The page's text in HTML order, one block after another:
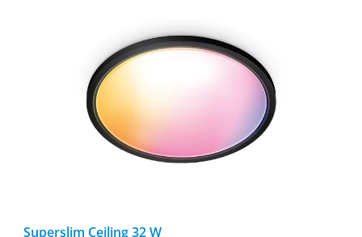
Superslim Ceiling 32 W